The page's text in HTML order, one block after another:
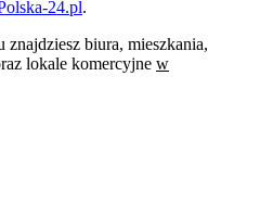
24.pl.
biura, mieszkania,
lokale komercyjne w